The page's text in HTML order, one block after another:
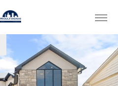
PROULX VADNAIS